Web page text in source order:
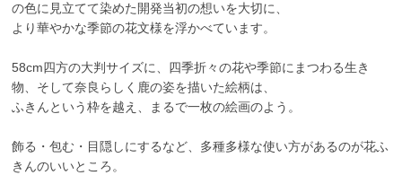
の色に見立てて染めた開発当初の想いを大切に、
より華やかな季節の花文様を浮かべています。
58cm四方の大判サイズに、四季折々の花や季節にまつわる生き
物、そして奈良らしく鹿の姿を描いた絵柄は、
ふきんという枠を越え、まるで一枚の絵画のよう。
飾る・包む・目隠しにするなど、多種多様な使い方があるのが花ふ
きんのいいところ。